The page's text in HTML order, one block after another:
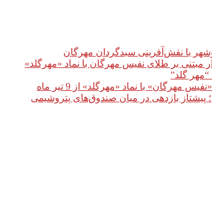
مبتنی بر طلای نفیس مهرگان با نماد «مهرگلد»
گلد”
با نماد «مهرگلد» از 9 تیر ماه
بازدهی در میان صندوق‌های پتروشیمی